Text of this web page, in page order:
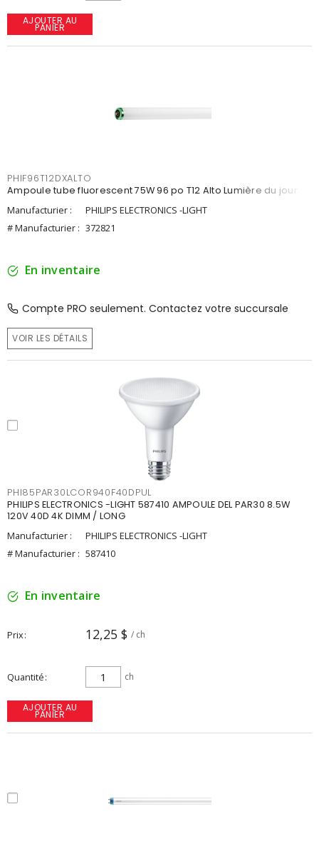
AJOUTER AU
PANIER
PHIF96T12DXALTO
Ampoule tube fluorescent 75W 96 po T12 Alto Lumière du jour
Manufacturier :
PHILIPS ELECTRONICS -LIGHT
# Manufacturier : 372821
En inventaire
Compte PRO seulement. Contactez votre succursale
VOIR LES DÉTAILS
PHI85PAR30LCOR940F40DPUL
PHILIPS ELECTRONICS -LIGHT 587410 AMPOULE DEL PAR30 8.5W
120V 40D 4K DIMM / LONG
Manufacturier :
PHILIPS ELECTRONICS -LIGHT
# Manufacturier : 587410
En inventaire
Prix 12,25 $ / ch
Quantité ch
AJOUTER AU
PANIER